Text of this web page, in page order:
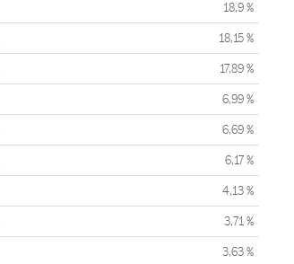
18,9 %
18,15 %
17,89 %
6,99 %
6,69 %
6,17 %
4,13 %
3,71 %
3,63 %